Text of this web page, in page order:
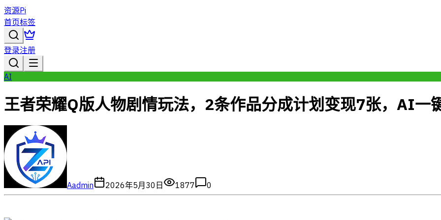
资源Pi
首页标签
登录注册
AI
王者荣耀Q版人物剧情玩法，2条作品分成计划变现7张，AI一
Aadmin 2026年5月30日 1877 0